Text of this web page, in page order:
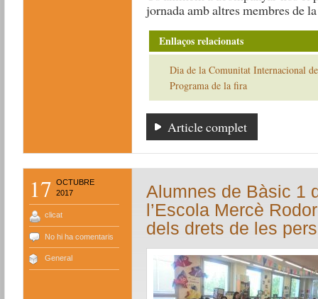
jornada amb altres membres de
Enllaços relacionats
Dia de la Comunitat Internacional
Programa de la fira
Article complet
17 OCTUBRE
2017
clicat
No hi ha comentaris
General
Alumnes de Bàsic 1
l’Escola Mercè
dels drets de les